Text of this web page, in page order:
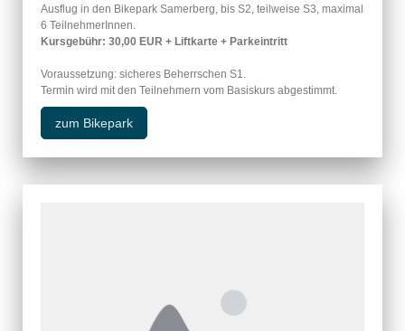
Ausflug in den Bikepark Samerberg, bis S2, teilweise S3, maximal
6 TeilnehmerInnen.
Kursgebühr: 30,00 EUR + Liftkarte + Parkeintritt
Voraussetzung: sicheres Beherrschen S1.
Termin wird mit den Teilnehmern vom Basiskurs abgestimmt.
zum Bikepark